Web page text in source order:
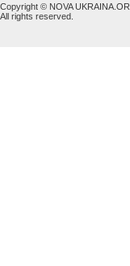
Copyright © NOVA
All rights reserved.